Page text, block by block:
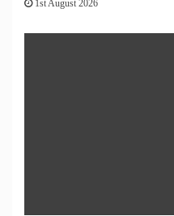
1st August 2026